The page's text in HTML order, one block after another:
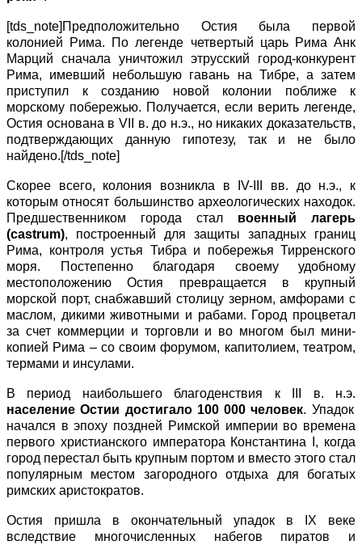
[tds_note]Предположительно Остия была первой
колонией Рима. По легенде четвертый царь Рима Анк
Марций сначала уничтожил этрусский город-конкурент
Рима, имевший небольшую гавань на Тибре, а затем
приступил к созданию новой колонии поближе к
морскому побережью. Получается, если верить легенде,
Остия основана в VII в. до н.э., но никаких доказательств,
подтверждающих данную гипотезу, так и не было
найдено.[/tds_note]
Скорее всего, колония возникла в IV-III вв. до н.э., к
которым относят большинство археологических находок.
Предшественником города стал военный лагерь
(castrum), построенный для защиты западных границ
Рима, контроля устья Тибра и побережья Тирренского
моря. Постепенно благодаря своему удобному
местоположению Остия превращается в крупный
морской порт, снабжавший столицу зерном, амфорами с
маслом, дикими животными и рабами. Город процветал
за счет коммерции и торговли и во многом был мини-
копией Рима – со своим форумом, капитолием, театром,
термами и инсулами.
В период наибольшего благоденствия к III в. н.э.
население Остии достигало 100 000 человек. Упадок
начался в эпоху поздней Римской империи во времена
первого христианского императора Константина I, когда
город перестал быть крупным портом и вместо этого стал
популярным местом загородного отдыха для богатых
римских аристократов.
Остия пришла в окончательный упадок в IX веке
вследствие многочисленных набегов пиратов и